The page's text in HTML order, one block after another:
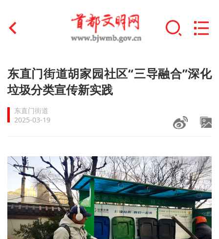
首页
文明创建
文明实践
未成年人思想道德建设
榜样人物
+
身边好人
文明评论
东直门街道胡家园社区“三导融合”深化
垃圾分类宣传新实践
东直门街道
2025-03-19